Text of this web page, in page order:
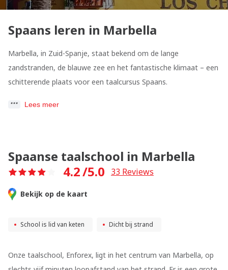
Spaans leren in Marbella
Marbella, in Zuid-Spanje, staat bekend om de lange
zandstranden, de blauwe zee en het fantastische klimaat – een
schitterende plaats voor een taalcursus Spaans.
Lees meer
Spaanse taalschool in Marbella
4.2/5.0 33 Reviews
Bekijk op de kaart
School is lid van keten Dicht bij strand
Onze taalschool, Enforex, ligt in het centrum van Marbella, op